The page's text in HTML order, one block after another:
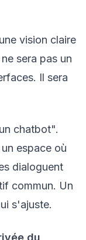
vision claire
sera pas un
Il sera
chatbot".
espace où
dialoguent
commun. Un
s'ajuste.
du